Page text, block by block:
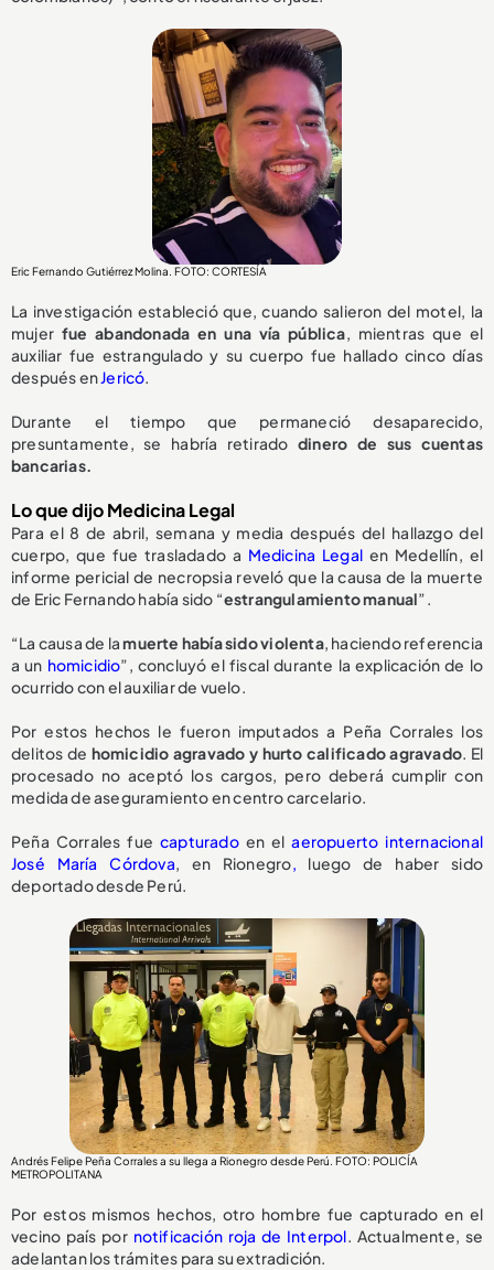
Eric Fernando Gutiérrez Molina. FOTO: CORTESÍA
La investigación estableció que, cuando salieron del motel, la
mujer fue abandonada en una vía pública, mientras que el
auxiliar fue estrangulado y su cuerpo fue hallado cinco días
después enJericó.
Durante el tiempo que permaneció desaparecido,
presuntamente, se habría retirado dinero de sus cuentas
bancarias.
Lo que dijo Medicina Legal
Para el 8 de abril, semana y media después del hallazgo del
cuerpo, que fue trasladado a Medicina Legal en Medellín, el
informe pericial de necropsia reveló que la causa de la muerte
de Eric Fernando había sido “estrangulamiento manual”.
“La causa de lamuerte había sido violenta, haciendo referencia
a un homicidio”, concluyó el fiscal durante la explicación de lo
ocurrido con el auxiliar de vuelo.
Por estos hechos le fueron imputados a Peña Corrales los
delitos de homicidio agravado y hurto calificado agravado. El
procesado no aceptó los cargos, pero deberá cumplir con
medida de aseguramiento en centro carcelario.
Peña Corrales fue capturadoen elaeropuerto internacional
José María Córdova, en Rionegro, luego de haber sido
deportado desde Perú.
Andrés Felipe Peña Corrales a su llega a Rionegro desde Perú. FOTO: POLICÍA
METROPOLITANA
Por estos mismos hechos, otro hombre fue capturado en el
vecino país por notificación roja de Interpol. Actualmente, se
adelantan los trámites para su extradición.